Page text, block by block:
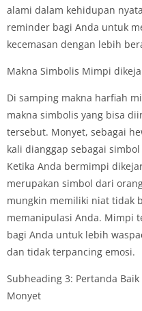
alami dalam kehidupan
reminder bagi Anda untuk
kecemasan dengan lebih
Makna Simbolis Mimpi
Di samping makna harfiah
makna simbolis yang bisa
tersebut. Monyet, sebagai
kali dianggap sebagai
Ketika Anda bermimpi
merupakan simbol dari
mungkin memiliki niat tidak
memanipulasi Anda. Mimpi
bagi Anda untuk lebih
dan tidak terpancing emosi.
Subheading 3: Pertanda
Monyet